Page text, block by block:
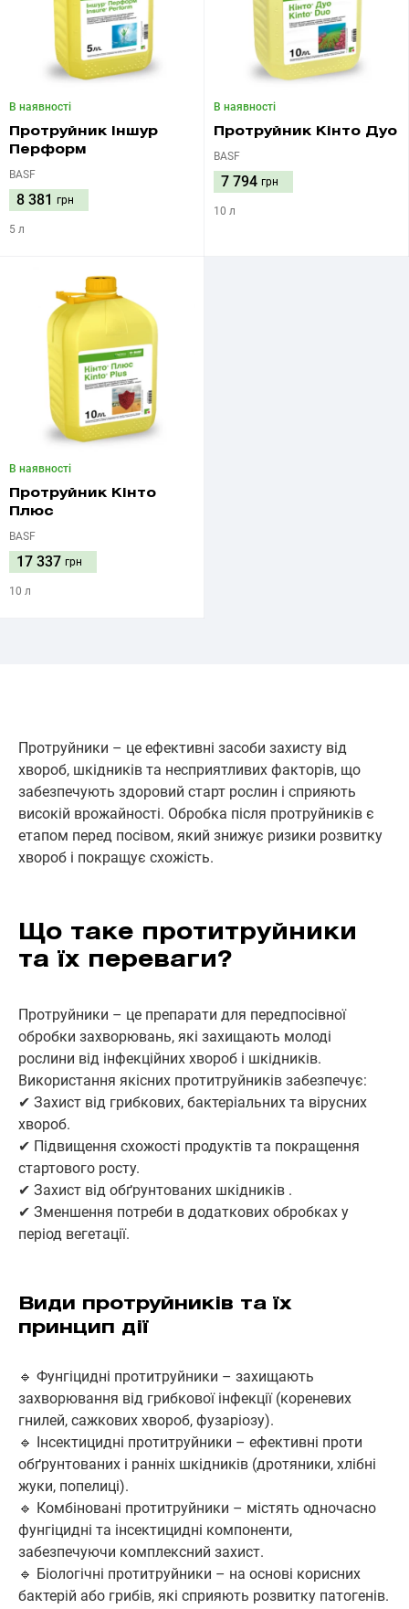
В наявності
Протруйник Іншур
Перформ
BASF
8 381 грн
5 л
В наявності
Протруйник Кінто Дуо
BASF
7 794 грн
10 л
В наявності
Протруйник Кінто
Плюс
BASF
17 337 грн
10 л
Протруйники – це ефективні засоби захисту від
хвороб, шкідників та несприятливих факторів, що
забезпечують здоровий старт рослин і сприяють
високій врожайності. Обробка після протруйників є
етапом перед посівом, який знижує ризики розвитку
хвороб і покращує схожість.
Що таке протитруйники
та їх переваги?
Протруйники – це препарати для передпосівної
обробки захворювань, які захищають молоді
рослини від інфекційних хвороб і шкідників.
Використання якісних протитруйників забезпечує:
✔ Захист від грибкових, бактеріальних та вірусних
хвороб.
✔ Підвищення схожості продуктів та покращення
стартового росту.
✔ Захист від обґрунтованих шкідників .
✔ Зменшення потреби в додаткових обробках у
період вегетації.
Види протруйників та їх
принцип дії
🔹 Фунгіцидні протитруйники – захищають
захворювання від грибкової інфекції (кореневих
гнилей, сажкових хвороб, фузаріозу).
🔹 Інсектицидні протитруйники – ефективні проти
обґрунтованих і ранніх шкідників (дротяники, хлібні
жуки, попелиці).
🔹 Комбіновані протитруйники – містять одночасно
фунгіцидні та інсектицидні компоненти,
забезпечуючи комплексний захист.
🔹 Біологічні протитруйники – на основі корисних
бактерій або грибів, які сприяють розвитку патогенів.